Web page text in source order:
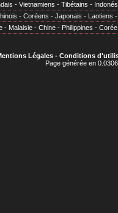
- Vietnamiens - Tibétains -
- Coréens - Japonais - Laotiens
- Malaisie - Chine - Philippines - Corée
Légales- Conditions
Page générée en